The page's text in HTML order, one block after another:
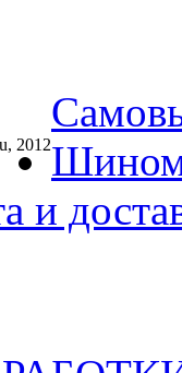
2012
и